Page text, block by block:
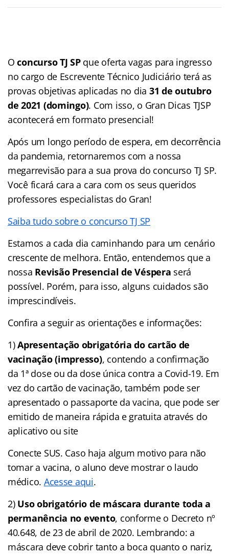
Oconcurso TJ SPque oferta vagas para ingresso
no cargo de Escrevente Técnico Judiciário terá as
provas objetivas aplicadas no dia 31 de outubro
de 2021 (domingo). Com isso, o Gran Dicas TJSP
acontecerá em formato presencial!
Após um longo período de espera, em decorrência
da pandemia, retornaremos com a nossa
megarrevisão para a sua prova do concurso TJ SP.
Você ficará cara a cara com os seus queridos
professores especialistas do Gran!
Saiba tudo sobre o concurso TJ SP
Estamos a cada dia caminhando para um cenário
crescente de melhora. Então, entendemos que a
nossa Revisão Presencial de Véspera será
possível. Porém, para isso, alguns cuidados são
imprescindíveis.
Confira a seguir as orientações e informações:
1)Apresentação obrigatória do cartão de
vacinação (impresso), contendo a confirmação
da 1ª dose ou da dose única contra a Covid-19. Em
vez do cartão de vacinação, também pode ser
apresentado o passaporte da vacina, que pode ser
emitido de maneira rápida e gratuita através do
aplicativo ou site
Conecte SUS. Caso haja algum motivo para não
tomar a vacina, o aluno deve mostrar o laudo
médico. Acesse aqui.
2) Uso obrigatório de máscara durante toda a
permanência no evento, conforme o Decreto nº
40.648, de 23 de abril de 2020. Lembrando: a
máscara deve cobrir tanto a boca quanto o nariz,